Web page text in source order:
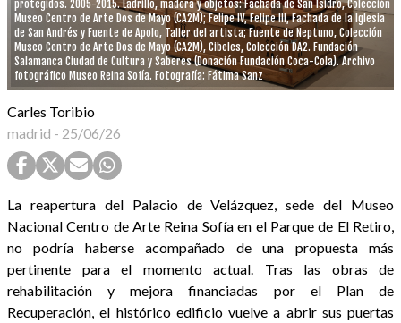
protegidos. 2005-2015. Ladrillo, madera y objetos: Fachada de San Isidro, Colección
Museo Centro de Arte Dos de Mayo (CA2M); Felipe IV, Felipe III, Fachada de la Iglesia
de San Andrés y Fuente de Apolo, Taller del artista; Fuente de Neptuno, Colección
Museo Centro de Arte Dos de Mayo (CA2M), Cibeles, Colección DA2. Fundación
Salamanca Ciudad de Cultura y Saberes (Donación Fundación Coca-Cola). Archivo
fotográfico Museo Reina Sofía. Fotografía: Fátima Sanz
Carles Toribio
madrid - 25/06/26
La reapertura del Palacio de Velázquez, sede del Museo
Nacional Centro de Arte Reina Sofía en el Parque de El Retiro,
no podría haberse acompañado de una propuesta más
pertinente para el momento actual. Tras las obras de
rehabilitación y mejora financiadas por el Plan de
Recuperación, el histórico edificio vuelve a abrir sus puertas